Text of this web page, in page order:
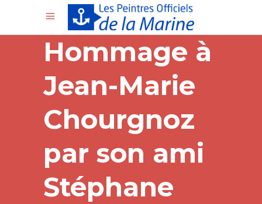
Hommage à
Jean-Marie
Chourgnoz
par son ami
Stéphane